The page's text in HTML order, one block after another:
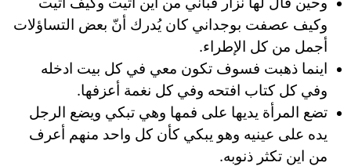
وكيف عصفت بوجداني كان يُدرك أنّ بعض التساؤلات
أجمل من كل الإطراء.
اينما ذهبت فسوف تكون معي في كل بيت ادخله
وفي كل كتاب افتحه وفي كل نغمة أعزفها.
تضع المرأة يديها على فمها وهي تبكي ويضع الرجل
يده على عينيه وهو يبكي كأن كل واحد منهم أعرف
من اين تكثر ذنوبه.